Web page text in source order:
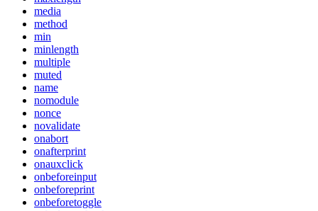
media
method
min
minlength
multiple
muted
name
nomodule
nonce
novalidate
onabort
onafterprint
onauxclick
onbeforeinput
onbeforeprint
onbeforetoggle